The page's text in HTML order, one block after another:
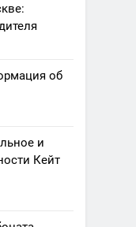
об
и
Кейт